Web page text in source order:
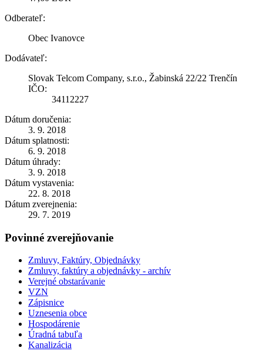
Odberateľ:
Obec Ivanovce
Dodávateľ:
Slovak Telcom Company, s.r.o., Žabinská 22/22 Trenčín
IČO:
34112227
Dátum doručenia:
3. 9. 2018
Dátum splatnosti:
6. 9. 2018
Dátum úhrady:
3. 9. 2018
Dátum vystavenia:
22. 8. 2018
Dátum zverejnenia:
29. 7. 2019
Povinné zverejňovanie
Zmluvy, Faktúry, Objednávky
Zmluvy, faktúry a objednávky - archív
Verejné obstarávanie
VZN
Zápisnice
Uznesenia obce
Hospodárenie
Úradná tabuľa
Kanalizácia